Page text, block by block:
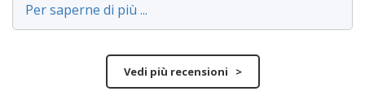
Per saperne di più ...
Vedi più recensioni >